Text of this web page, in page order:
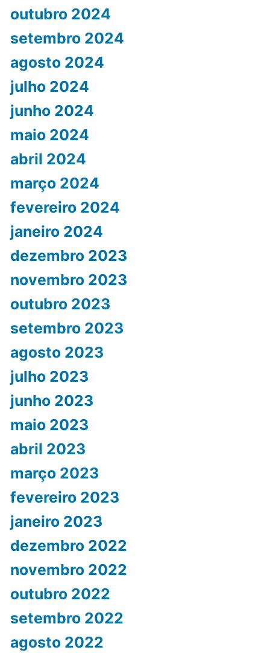
outubro 2024
setembro 2024
agosto 2024
julho 2024
junho 2024
maio 2024
abril 2024
março 2024
fevereiro 2024
janeiro 2024
dezembro 2023
novembro 2023
outubro 2023
setembro 2023
agosto 2023
julho 2023
junho 2023
maio 2023
abril 2023
março 2023
fevereiro 2023
janeiro 2023
dezembro 2022
novembro 2022
outubro 2022
setembro 2022
agosto 2022